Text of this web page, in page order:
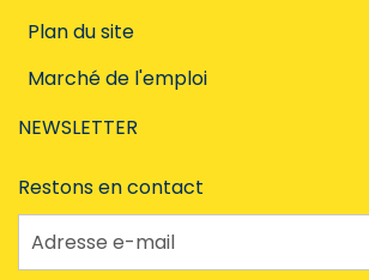
Plan du site
Marché de l'emploi
NEWSLETTER
Restons en contact
Adresse e-mail